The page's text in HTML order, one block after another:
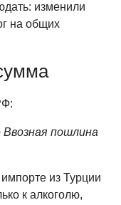
изменили
на общих
пошлина
из Турции
к алкоголю,